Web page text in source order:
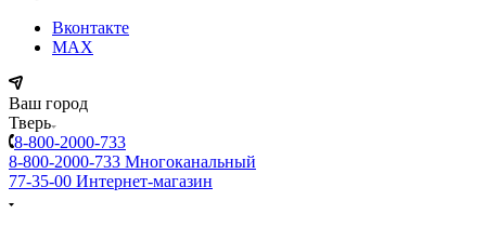
Вконтакте
MAX
Ваш город
Тверь
8-800-2000-733
8-800-2000-733 Многоканальный
77-35-00 Интернет-магазин